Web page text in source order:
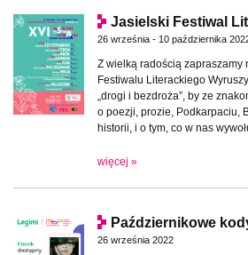
Jasielski Festiwal
26 września - 10 października
Z wielką radością zapraszamy
Festiwalu Literackiego
„drogi i bezdroża”, by ze
o poezji, prozie, Podkarpaciu,
historii, i o tym, co w nas
więcej »
Październikowe
26 września 2022